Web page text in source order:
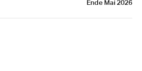
Ende Mai 2026